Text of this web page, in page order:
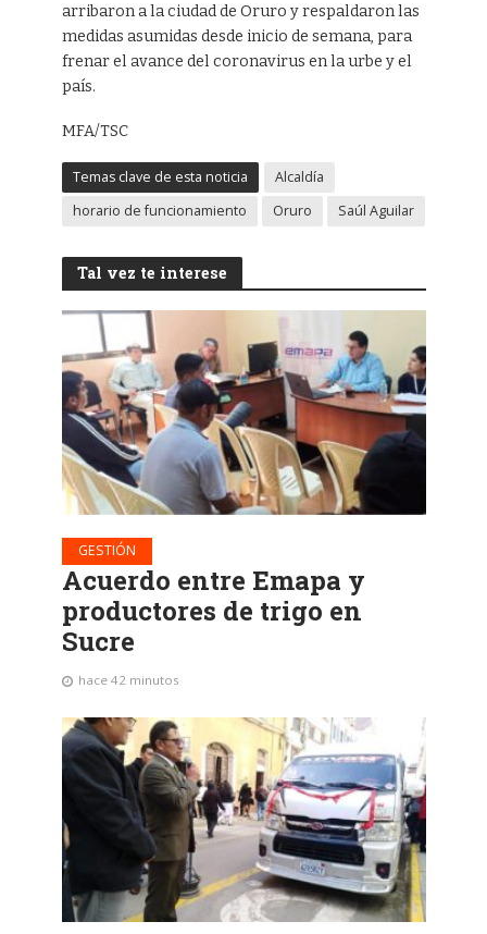
arribaron a la ciudad de Oruro y respaldaron las
medidas asumidas desde inicio de semana, para
frenar el avance del coronavirus en la urbe y el
país.
MFA/TSC
Temas clave de esta noticia
Alcaldía
horario de funcionamiento
Oruro Saúl Aguilar
Tal vez te interese
GESTIÓN
Acuerdo entre Emapa y
productores de trigo en
Sucre
hace 42 minutos